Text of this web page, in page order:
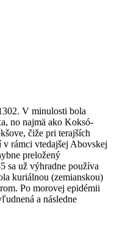
V minulosti bola
no najmä ako Koksó-
čiže pri terajších
rámci vtedajšej Abovskej
preložený
sa už výhradne používa
kuriálnou (zemianskou)
Po morovej epidémii
a následne